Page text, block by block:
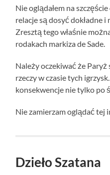
Nie oglądałem na
relacje są dosyć dokładne
Zresztą tego właśnie
rodakach markiza de Sade.
Należy oczekiwać że
rzeczy w czasie tych
konsekwencje nie tylko po
Nie zamierzam oglądać tej
Dzieło Szatana